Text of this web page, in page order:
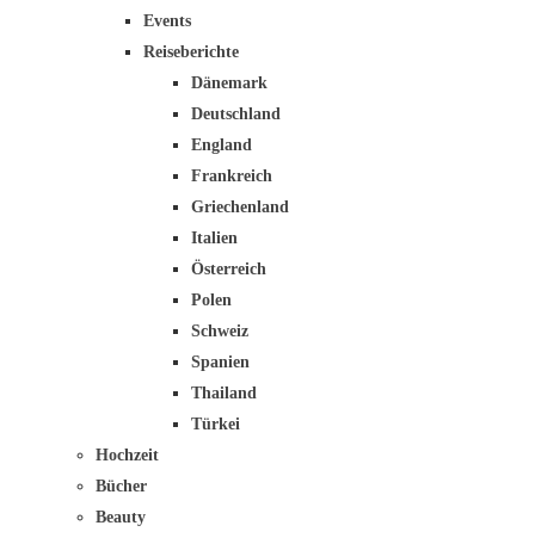
Events
Reiseberichte
Dänemark
Deutschland
England
Frankreich
Griechenland
Italien
Österreich
Polen
Schweiz
Spanien
Thailand
Türkei
Hochzeit
Bücher
Beauty